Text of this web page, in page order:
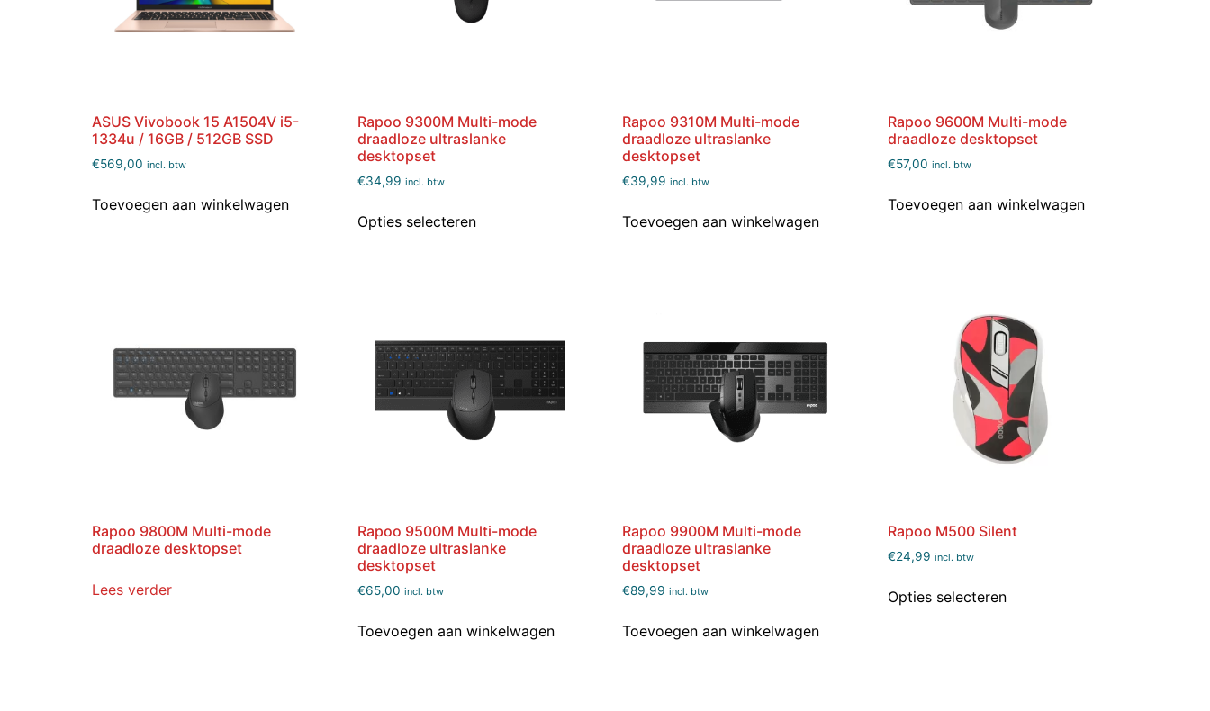
ASUS Vivobook 15 A1504V i5-
1334u / 16GB / 512GB SSD
€569,00 incl. btw
Toevoegen aan winkelwagen
Rapoo 9300M Multi-mode
draadloze ultraslanke
desktopset
€34,99 incl. btw
Opties selecteren
Rapoo 9310M Multi-mode
draadloze ultraslanke
desktopset
€39,99 incl. btw
Toevoegen aan winkelwagen
Rapoo 9600M Multi-mode
draadloze desktopset
€57,00 incl. btw
Toevoegen aan winkelwagen
Rapoo 9800M Multi-mode
draadloze desktopset
Lees verder
Rapoo 9500M Multi-mode
draadloze ultraslanke
desktopset
€65,00 incl. btw
Toevoegen aan winkelwagen
Rapoo 9900M Multi-mode
draadloze ultraslanke
desktopset
€89,99 incl. btw
Toevoegen aan winkelwagen
Rapoo M500 Silent
€24,99 incl. btw
Opties selecteren